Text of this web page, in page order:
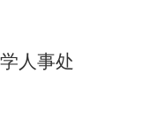
学人事处